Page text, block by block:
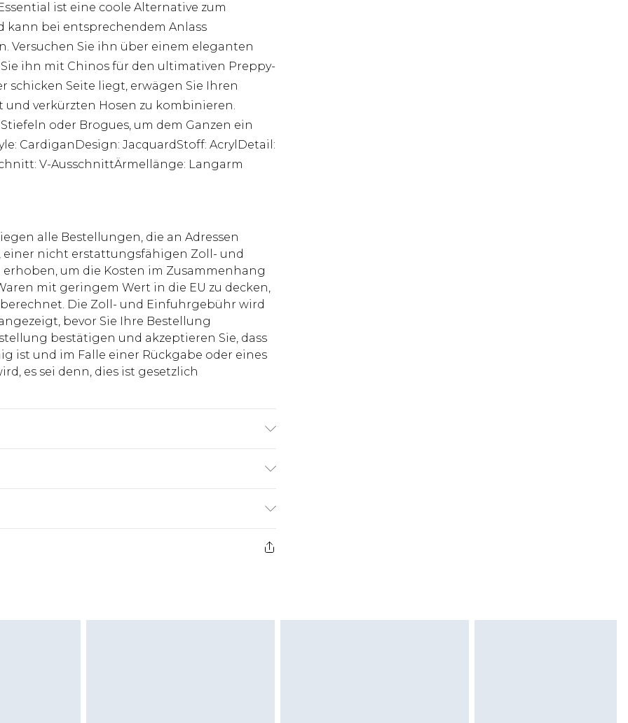
ist eine coole Alternative zum
kann bei entsprechendem Anlass
Versuchen Sie ihn über einem eleganten
ihn mit Chinos für den ultimativen Preppy-
schicken Seite liegt, erwägen Sie Ihren
verkürzten Hosen zu kombinieren.
oder Brogues, um dem Ganzen ein
CardiganDesign: JacquardStoff: AcrylDetail:
V-AusschnittÄrmellänge: Langarm
alle Bestellungen, die an Adressen
nicht erstattungsfähigen Zoll- und
um die Kosten im Zusammenhang
mit geringem Wert in die EU zu decken,
Die Zoll- und Einfuhrgebühr wird
bevor Sie Ihre Bestellung
bestätigen und akzeptieren Sie, dass
ist und im Falle einer Rückgabe oder eines
es sei denn, dies ist gesetzlich
€7.99
€14.99
sowie Bademode oder